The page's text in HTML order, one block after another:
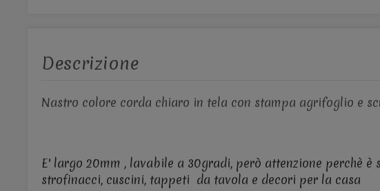
Descrizione
Nastro colore corda chiaro in tela con stampa agrifoglio e
E' largo 20mm , lavabile a 30gradi, però attenzione perchè
strofinacci, cuscini, tappeti da tavola e decori per la casa